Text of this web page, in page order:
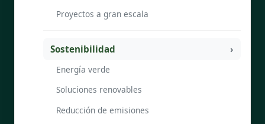
Proyectos a gran escala
Sostenibilidad
Energía verde
Soluciones renovables
Reducción de emisiones